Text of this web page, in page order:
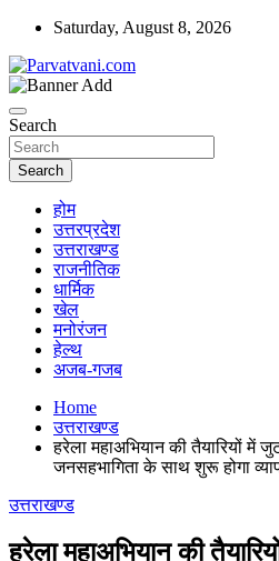
Skip
content
Saturday, August 8, 2026
Parvatvani.com
Search
Search
होम
उत्तरप्रदेश
उत्तराखण्ड
राजनीतिक
धार्मिक
खेल
मनोरंजन
हेल्थ
अजब-गजब
Home
उत्तराखण्ड
हरेला महाअभियान की तैयारियों में
जनसहभागिता के साथ शुरू होगा
उत्तराखण्ड
हरेला महाअभियान की